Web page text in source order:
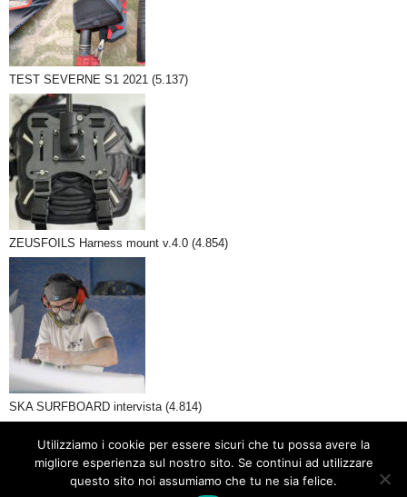
TEST SEVERNE S1 2021 (5.137)
ZEUSFOILS Harness mount v.4.0 (4.854)
SKA SURFBOARD intervista (4.814)
Contact
Utilizziamo i cookie per essere sicuri che tu possa avere la
migliore esperienza sul nostro sito. Se continui ad utilizzare
questo sito noi assumiamo che tu ne sia felice.